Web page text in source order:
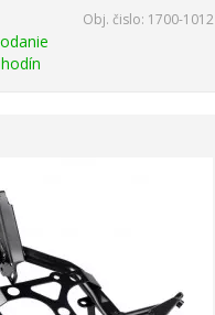
Obj. čislo: 1700-1012